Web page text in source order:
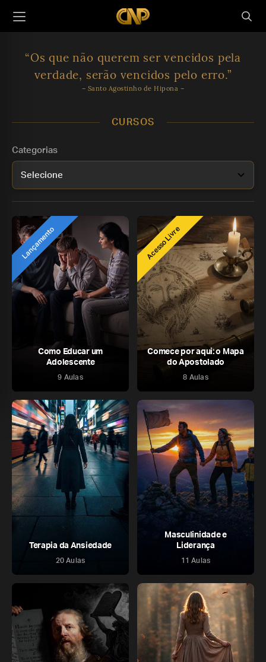
“Os que não querem ser vencidos pela
verdade, serão vencidos pelo erro.”
– Santo Agostinho de Hipona –
CURSOS
Categorias
'Pré-Lançamento'
Lançamento
Como Educar um
Adolescente
9 Aulas
Acesso Livre
Comece por aqui: o Mapa
do Apostolado
8 Aulas
Terapia da Ansiedade
20 Aulas
Masculinidade e
Liderança
11 Aulas